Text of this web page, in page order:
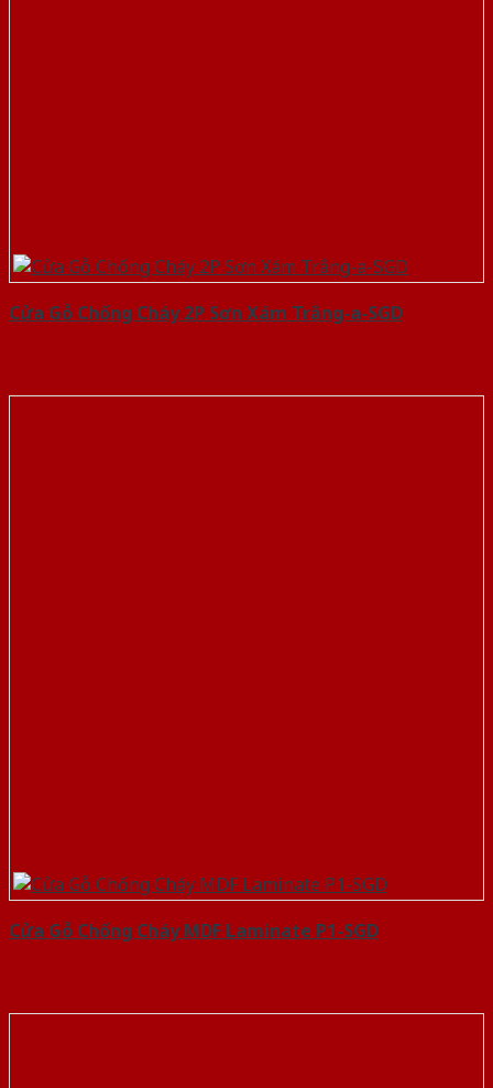
Cửa Gỗ Chống Cháy 2P Sơn Xám Trắng-a-SGD
Cửa Gỗ Chống Cháy MDF Laminate P1-SGD